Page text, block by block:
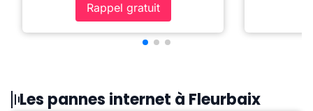
Rappel gratuit
Les pannes internet à Fleurbaix